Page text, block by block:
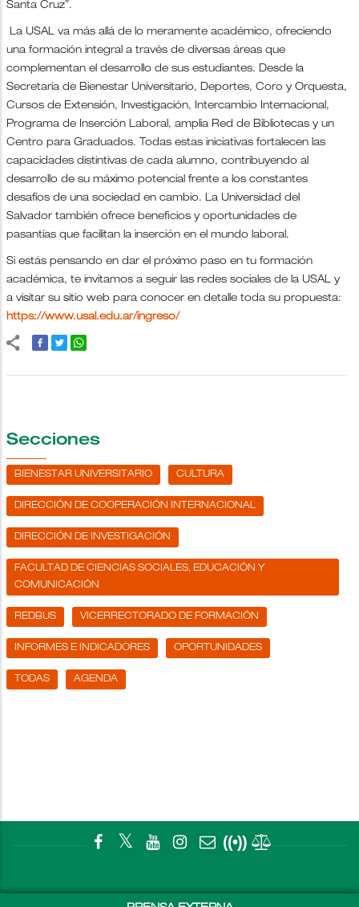
Santa Cruz”.
La USAL va más allá de lo meramente académico, ofreciendo
una formación integral a través de diversas áreas que
complementan el desarrollo de sus estudiantes. Desde la
Secretaría de Bienestar Universitario, Deportes, Coro y Orquesta,
Cursos de Extensión, Investigación, Intercambio Internacional,
Programa de Inserción Laboral, amplia Red de Bibliotecas y un
Centro para Graduados. Todas estas iniciativas fortalecen las
capacidades distintivas de cada alumno, contribuyendo al
desarrollo de su máximo potencial frente a los constantes
desafíos de una sociedad en cambio. La Universidad del
Salvador también ofrece beneficios y oportunidades de
pasantías que facilitan la inserción en el mundo laboral.
Si estás pensando en dar el próximo paso en tu formación
académica, te invitamos a seguir las redes sociales de la USAL y
a visitar su sitio web para conocer en detalle toda su propuesta:
https://www.usal.edu.ar/ingreso/
Secciones
BIENESTAR UNIVERSITARIO CULTURA
DIRECCIÓN DE COOPERACIÓN INTERNACIONAL
DIRECCIÓN DE INVESTIGACIÓN
FACULTAD DE CIENCIAS SOCIALES, EDUCACIÓN Y
COMUNICACIÓN
REDBUS VICERRECTORADO DE FORMACIÓN
INFORMES E INDICADORES OPORTUNIDADES
TODAS AGENDA